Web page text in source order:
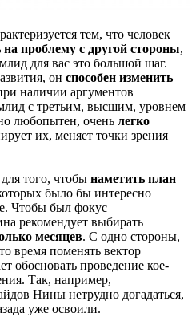
тем, что человек
на проблему с другой стороны,
для вас это большой шаг.
он способен изменить
наличии аргументов
с третьим, высшим, уровнем
любопытен, очень легко
их, меняет точки зрения
того, чтобы наметить план
было бы интересно
Чтобы был фокус
рекомендует выбирать
месяцев. С одно стороны,
время поменять вектор
обосновать проведение кое-
Так, например,
Нины нетрудно догадаться,
уже освоили.